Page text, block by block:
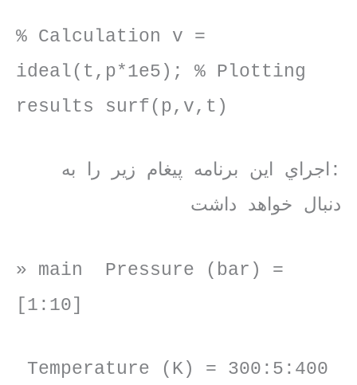
% Calculation v =
ideal(t,p*1e5); % Plotting
results surf(p,v,t)
:اجراي اين برنامه پيغام زير را به
دنبال خواهد داشت
» main Pressure (bar) =
[1:10]
Temperature (K) = 300:5:400